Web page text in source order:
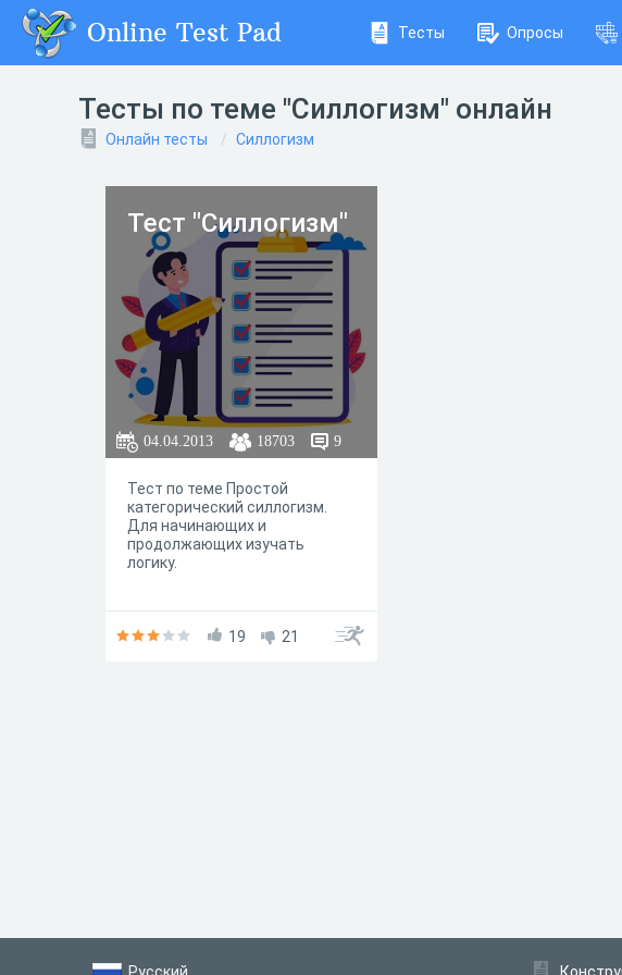
Online Test Pad Тесты Опросы
Тесты по теме "Силлогизм" онлайн
Онлайн тесты Силлогизм
Тест "Силлогизм"
04.04.2013 18703 9
Тест по теме Простой
категорический силлогизм.
Для начинающих и
продолжающих изучать
логику.
19 21